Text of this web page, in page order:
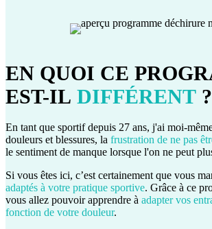
EN QUOI CE
EST-IL DIFFÉRENT ?
En tant que sportif depuis 27 ans, j'ai moi-
douleurs et blessures, la frustration de ne pas
le sentiment de manque lorsque l'on ne peut
Si vous êtes ici, c’est certainement que vous
adaptés à votre pratique sportive. Grâce à ce
vous allez pouvoir apprendre à adapter vos
fonction de votre douleur.